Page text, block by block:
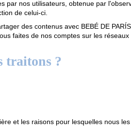
nos utilisateurs, obtenue par
de celui-ci.
des contenus avec BEBÉ DE
faites de nos comptes sur les réseaux
traitons ?
et les raisons pour lesquelles nous